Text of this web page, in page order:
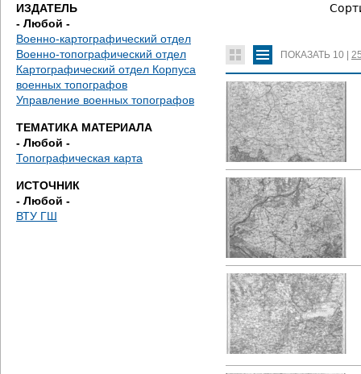
с
ь
ИЗДАТЕЛЬ
- Любой -
Военно-картографический отдел
Военно-топографический отдел
Картографический отдел Корпуса
военных топографов
Управление военных топографов
ТЕМАТИКА МАТЕРИАЛА
- Любой -
Топографическая карта
ИСТОЧНИК
- Любой -
ВТУ ГШ
ПОКАЗАТЬ 10 |